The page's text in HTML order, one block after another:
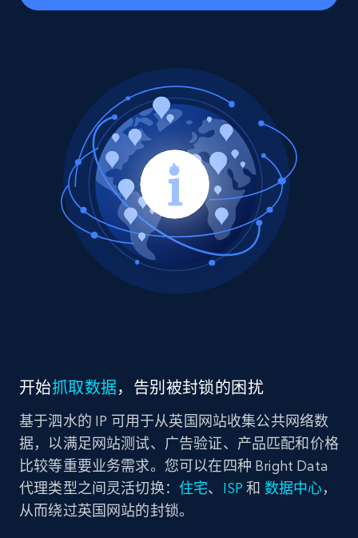
开始抓取数据，告别被封锁的困扰
基于泗水的 IP 可用于从英国网站收集公共网络数
据，以满足网站测试、广告验证、产品匹配和价格
比较等重要业务需求。您可以在四种 Bright Data
代理类型之间灵活切换： 住宅、 ISP 和 数据中心，
从而绕过英国网站的封锁。